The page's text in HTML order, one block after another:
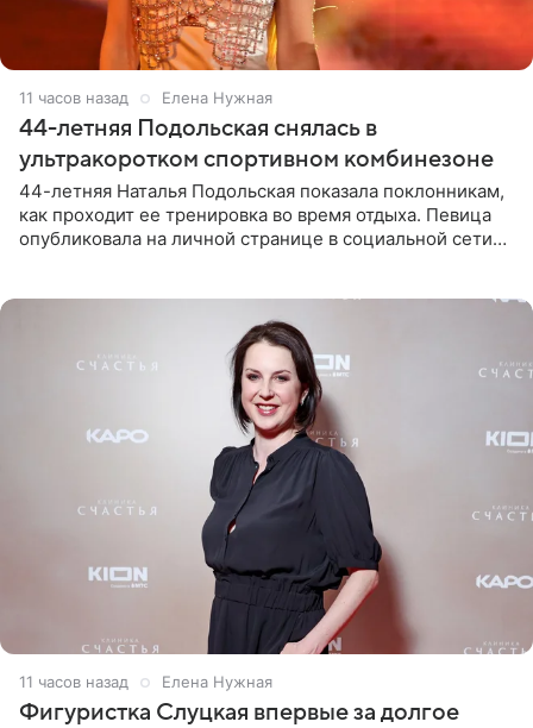
11 часов назад Елена Нужная
44-летняя Подольская снялась в
ультракоротком спортивном комбинезоне
44-летняя Наталья Подольская показала поклонникам,
как проходит ее тренировка во время отдыха. Певица
опубликовала на личной странице в социальной сети
11 часов назад Елена Нужная
Фигуристка Слуцкая впервые за долгое